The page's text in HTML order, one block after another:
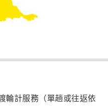
輪計服務（單趟或往返依